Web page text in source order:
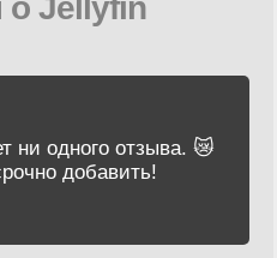
ни одного отзыва. 😿
добавить!